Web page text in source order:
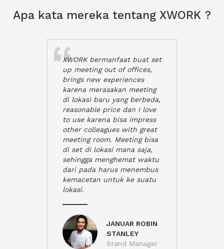
Apa kata mereka tentang XWORK ?
XWORK bermanfaat buat set
up meeting out of offices,
brings new experiences
karena merasakan meeting
di lokasi baru yang berbeda,
reasonable price dan I love
to use karena bisa impress
other colleagues with great
meeting room. Meeting bisa
di set di lokasi mana saja,
sehingga menghemat waktu
dari pada harus menembus
kemacetan untuk ke suatu
lokasi.
JANUAR ROBIN
STANLEY
Brand Manager